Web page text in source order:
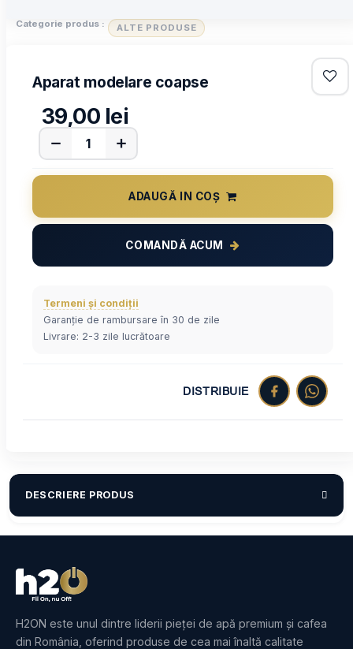
Categorie produs : ALTE PRODUSE
Aparat modelare coapse
39,00 lei
ADAUGĂ IN COȘ
COMANDĂ ACUM
Termeni și condiții
Garanție de rambursare în 30 de zile
Livrare: 2-3 zile lucrătoare
DISTRIBUIE
DESCRIERE PRODUS
H2ON este unul dintre liderii pieței de apă premium și cafea
din România, oferind produse de cea mai înaltă calitate